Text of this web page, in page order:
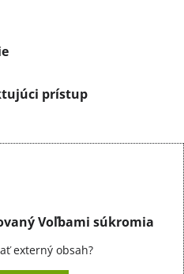
prístup
Voľbami súkromia
externý obsah?